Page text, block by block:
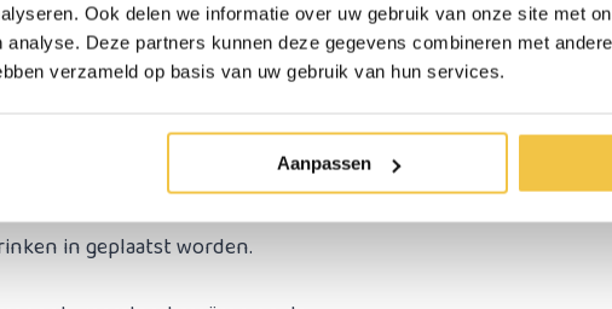
Ook delen we informatie over uw gebruik van onze site met
analyse. Deze partners kunnen deze gegevens combineren met
verzameld op basis van uw gebruik van hun services.
Aanpassen
gefixeerd is en er niet vanaf
worden, handig voor als u een
in geplaatst worden.